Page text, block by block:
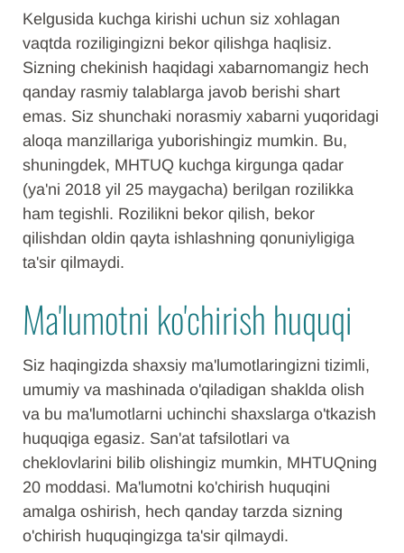
Kelgusida kuchga kirishi uchun siz xohlagan
vaqtda roziligingizni bekor qilishga haqlisiz.
Sizning chekinish haqidagi xabarnomangiz hech
qanday rasmiy talablarga javob berishi shart
emas. Siz shunchaki norasmiy xabarni yuqoridagi
aloqa manzillariga yuborishingiz mumkin. Bu,
shuningdek, MHTUQ kuchga kirgunga qadar
(ya'ni 2018 yil 25 maygacha) berilgan rozilikka
ham tegishli. Rozilikni bekor qilish, bekor
qilishdan oldin qayta ishlashning qonuniyligiga
ta'sir qilmaydi.
Ma'lumotni ko'chirish huquqi
Siz haqingizda shaxsiy ma'lumotlaringizni tizimli,
umumiy va mashinada o'qiladigan shaklda olish
va bu ma'lumotlarni uchinchi shaxslarga o'tkazish
huquqiga egasiz. San'at tafsilotlari va
cheklovlarini bilib olishingiz mumkin, MHTUQning
20 moddasi. Ma'lumotni ko'chirish huquqini
amalga oshirish, hech qanday tarzda sizning
o'chirish huquqingizga ta'sir qilmaydi.